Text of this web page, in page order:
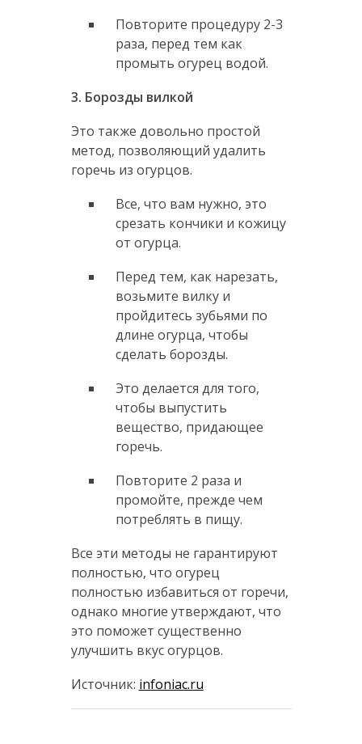
Повторите процедуру 2-3
раза, перед тем как
промыть огурец водой.
3. Борозды вилкой
Это также довольно простой
метод, позволяющий удалить
горечь из огурцов.
Все, что вам нужно, это
срезать кончики и кожицу
от огурца.
Перед тем, как нарезать,
возьмите вилку и
пройдитесь зубьями по
длине огурца, чтобы
сделать борозды.
Это делается для того,
чтобы выпустить
вещество, придающее
горечь.
Повторите 2 раза и
промойте, прежде чем
потреблять в пищу.
Все эти методы не гарантируют
полностью, что огурец
полностью избавиться от горечи,
однако многие утверждают, что
это поможет существенно
улучшить вкус огурцов.
Источник: infoniac.ru